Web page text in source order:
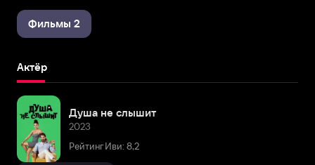
Фильмы 2
Актёр
Душа не слышит
2023
Рейтинг Иви: 8,2